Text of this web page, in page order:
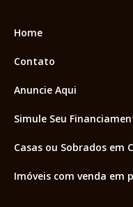
Home
Contato
Anuncie Aqui
Simule Seu
Casas ou Sobrados em
Imóveis com venda em